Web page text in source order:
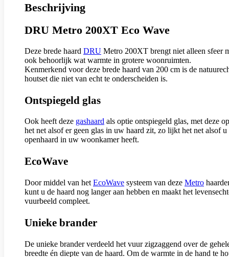
Beschrijving
DRU Metro 200XT Eco Wave
Deze brede haard DRU Metro 200XT brengt niet alleen sfeer
ook behoorlijk wat warmte in grotere woonruimten.
Kenmerkend voor deze brede haard van 200 cm is de
houtset die niet van echt te onderscheiden is.
Ontspiegeld glas
Ook heeft deze gashaard als optie ontspiegeld glas, met deze
het net alsof er geen glas in uw haard zit, zo lijkt het net alsof u
openhaard in uw woonkamer heeft.
EcoWave
Door middel van het EcoWave systeem van deze Metro
kunt u de haard nog langer aan hebben en maakt het
vuurbeeld compleet.
Unieke brander
De unieke brander verdeeld het vuur zigzaggend over de
breedte én diepte van de haard. Om de warmte in de hand te